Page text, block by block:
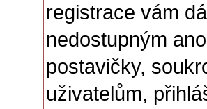
registrace vám
nedostupným
postavičky,
uživatelům,